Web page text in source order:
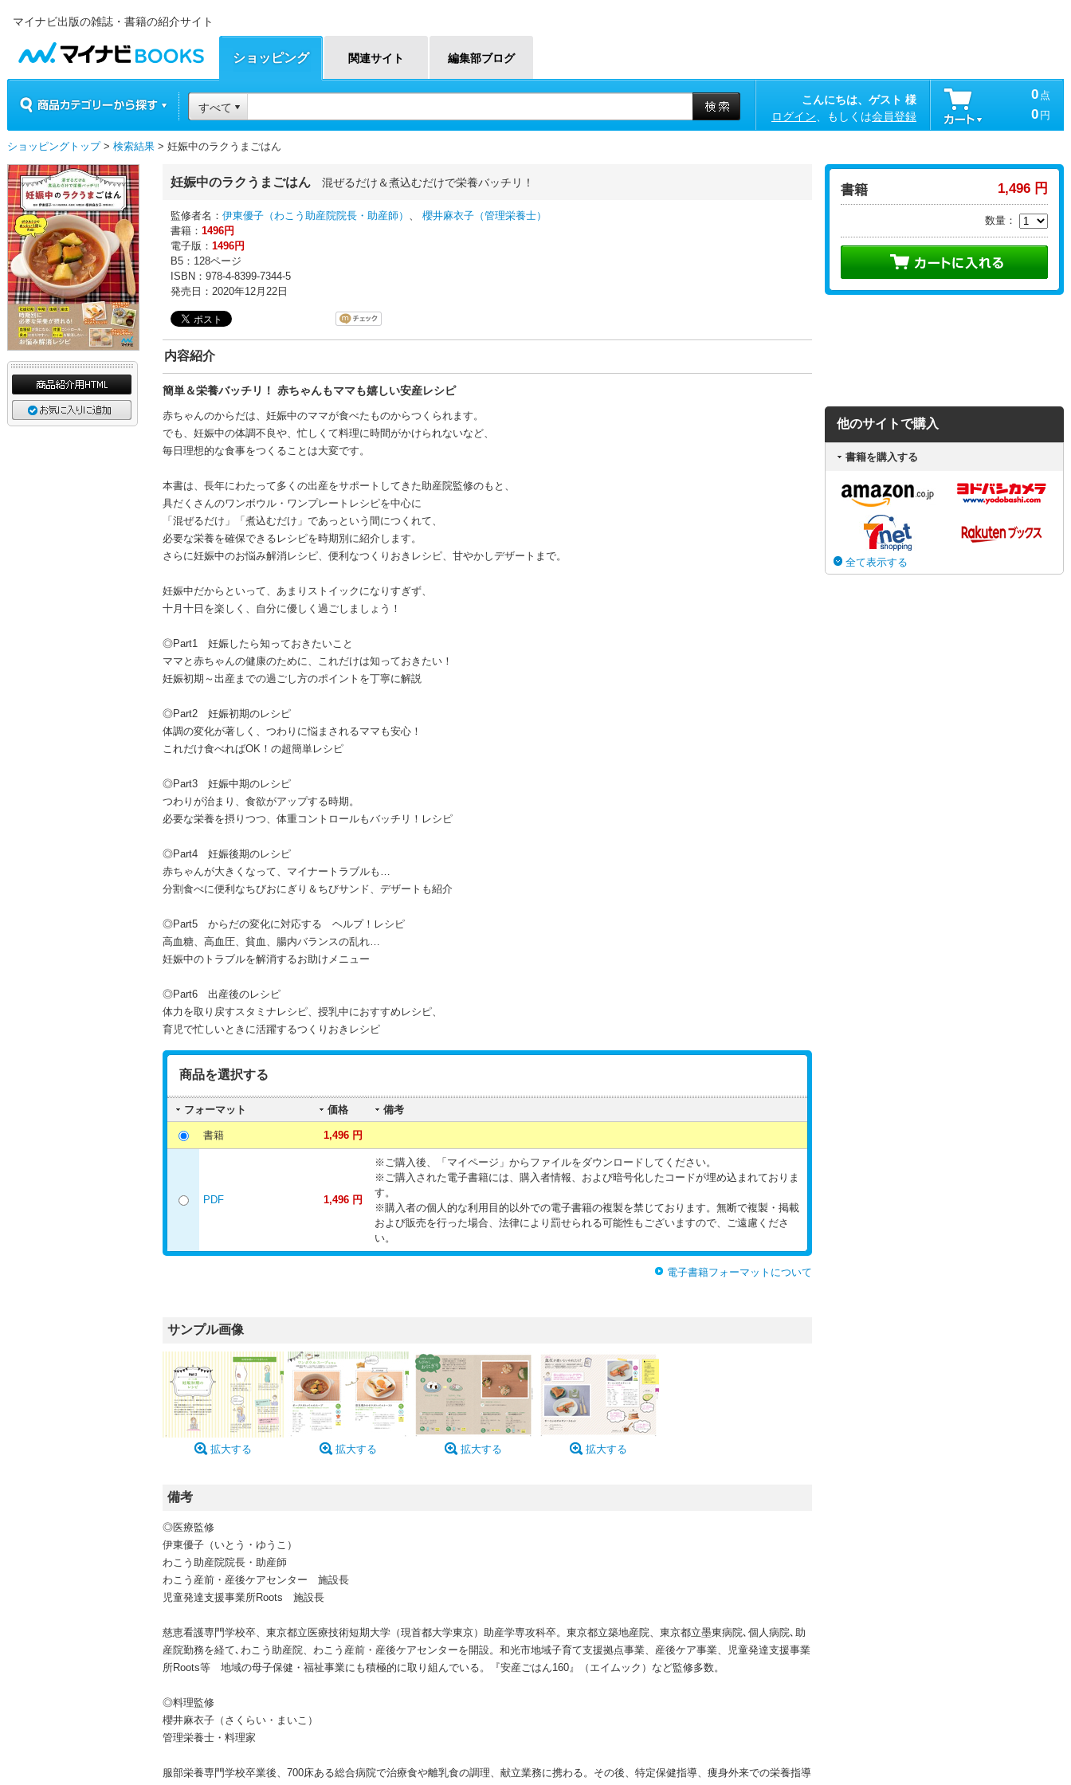
マイナビ出版の雑誌・書籍の紹介サイト
マイナビBOOKS
ショッピング 関連サイト 編集部ブログ
すべて
こんにちは、ゲスト 様
ログイン 、もしくは会員登録
0 点
0 円
ショッピングトップ> 検索結果 > 妊娠中のラクうまごはん
妊娠中のラクうまごはん 混ぜるだけ＆煮込むだけで栄養バッチリ！
監修者名： 伊東優子（わこう助産院院長・助産師） 、 櫻井麻衣子（管理栄養士）
書籍： 1496円
電子版： 1496円
B5：128ページ
ISBN：978-4-8399-7344-5
発売日：2020年12月22日
内容紹介
簡単＆栄養バッチリ！ 赤ちゃんもママも嬉しい安産レシピ
赤ちゃんのからだは、妊娠中のママが食べたものからつくられます。
でも、妊娠中の体調不良や、忙しくて料理に時間がかけられないなど、
毎日理想的な食事をつくることは大変です。
本書は、長年にわたって多くの出産をサポートしてきた助産院監修のもと、
具だくさんのワンボウル・ワンプレートレシピを中心に
「混ぜるだけ」「煮込むだけ」であっという間につくれて、
必要な栄養を確保できるレシピを時期別に紹介します。
さらに妊娠中のお悩み解消レシピ、便利なつくりおきレシピ、甘やかしデザートまで。
妊娠中だからといって、あまりストイックになりすぎず、
十月十日を楽しく、自分に優しく過ごしましょう！
◎Part1 妊娠したら知っておきたいこと
ママと赤ちゃんの健康のために、これだけは知っておきたい！
妊娠初期～出産までの過ごし方のポイントを丁寧に解説
◎Part2 妊娠初期のレシピ
体調の変化が著しく、つわりに悩まされるママも安心！
これだけ食べればOK！の超簡単レシピ
◎Part3 妊娠中期のレシピ
つわりが治まり、食欲がアップする時期。
必要な栄養を摂りつつ、体重コントロールもバッチリ！レシピ
◎Part4 妊娠後期のレシピ
赤ちゃんが大きくなって、マイナートラブルも…
分割食べに便利なちびおにぎり＆ちびサンド、デザートも紹介
◎Part5 からだの変化に対応する ヘルプ！レシピ
高血糖、高血圧、貧血、腸内バランスの乱れ…
妊娠中のトラブルを解消するお助けメニュー
◎Part6 出産後のレシピ
体力を取り戻すスタミナレシピ、授乳中におすすめレシピ、
育児で忙しいときに活躍するつくりおきレシピ
商品を選択する
フォーマット 価格 備考
書籍 1,496 円
PDF 1,496 円
※ご購入後、「マイページ」からファイルをダウンロードしてください。
※ご購入された電子書籍には、購入者情報、および暗号化したコードが埋め込まれておりま
す。
※購入者の個人的な利用目的以外での電子書籍の複製を禁じております。無断で複製・掲載
および販売を行った場合、法律により罰せられる可能性もございますので、ご遠慮くださ
い。
電子書籍フォーマットについて
サンプル画像
拡大する 拡大する 拡大する 拡大する
備考
◎医療監修
伊東優子（いとう・ゆうこ）
わこう助産院院長・助産師
わこう産前・産後ケアセンター 施設長
児童発達支援事業所Roots 施設長
慈恵看護専門学校卒、東京都立医療技術短期大学（現首都大学東京）助産学専攻科卒。東京都立築地産院、東京都立墨東病院､個人病院､助
産院勤務を経て､わこう助産院、わこう産前・産後ケアセンターを開設。和光市地域子育て支援拠点事業、産後ケア事業、児童発達支援事業
所Roots等 地域の母子保健・福祉事業にも積極的に取り組んでいる。『安産ごはん160』（エイムック）など監修多数。
◎料理監修
櫻井麻衣子（さくらい・まいこ）
管理栄養士・料理家
服部栄養専門学校卒業後、700床ある総合病院で治療食や離乳食の調理、献立業務に携わる。その後、特定保健指導、痩身外来での栄養指導
書籍 1,496 円
数量：
他のサイトで購入
書籍を購入する
全て表示する